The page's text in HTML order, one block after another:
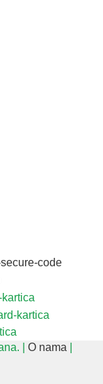
| O nama